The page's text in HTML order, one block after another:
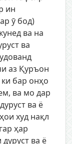
ин
ӯ бод)
ва на
ва
аз Қуръон
бар онҳо
ва мо дар
ва ё
худ нақл
ҳар
ва ё